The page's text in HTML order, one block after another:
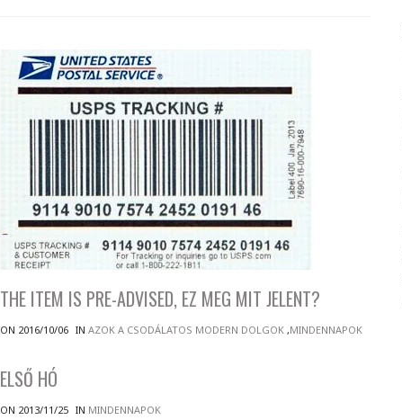
THE ITEM IS PRE-ADVISED, EZ MEG MIT JELENT?
ON 2016/10/06 INAZOK A CSODÁLATOS MODERN DOLGOK ,MINDENNAPOK
ELSŐ HÓ
ON 2013/11/25 IN MINDENNAPOK